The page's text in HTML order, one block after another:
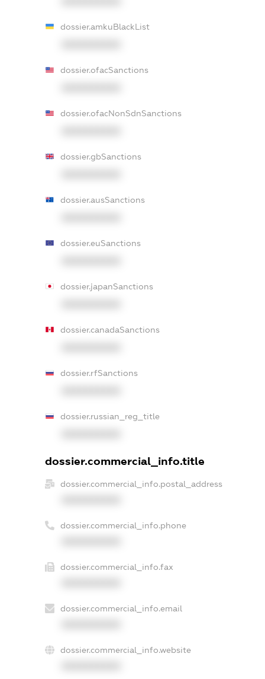
dossier.amkuBlackList
dossier.ofacSanctions
dossier.ofacNonSdnSanctions
dossier.gbSanctions
dossier.ausSanctions
dossier.euSanctions
dossier.japanSanctions
dossier.canadaSanctions
dossier.rfSanctions
dossier.russian_reg_title
dossier.commercial_info.title
dossier.commercial_info.postal_address
dossier.commercial_info.phone
dossier.commercial_info.fax
dossier.commercial_info.email
dossier.commercial_info.website